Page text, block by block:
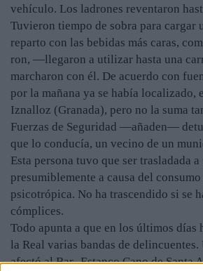
vehículo. Los ladrones reventaron
Tuvieron tiempo de sobra para cargar
reparto con las bebidas más caras,
ron, —llegaron a utilizar hasta una
marcharon con él. De acuerdo con
por la mañana ya se había localizado,
Iznalloz (Granada), pero no la suma
Fuerzas de Seguridad —añaden—
que lo conducía, un vecino de un
Esta persona tuvo que ser trasladada
presumiblemente a causa del
psicotrópica. No ha trascendido si se
cómplices.
Todo apunta a que en los últimos días
la Real varias bandas de
afectó al Bar -Estanco Cano de Santa